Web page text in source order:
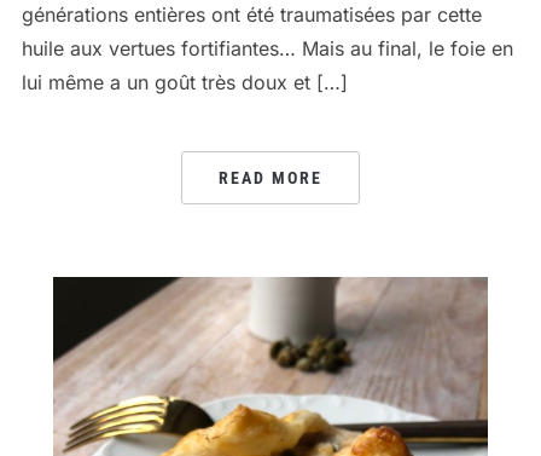
générations entières ont été traumatisées par cette
huile aux vertues fortifiantes… Mais au final, le foie en
lui même a un goût très doux et […]
READ MORE